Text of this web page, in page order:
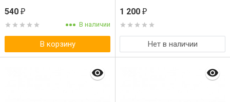
540 ₽
В наличии
В корзину
1 200 ₽
Нет в наличии